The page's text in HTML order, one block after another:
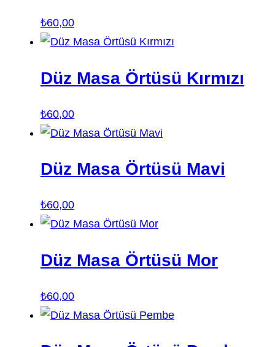
₺60,00
Düz Masa Örtüsü Kırmızı
₺60,00
Düz Masa Örtüsü Mavi
₺60,00
Düz Masa Örtüsü Mor
₺60,00